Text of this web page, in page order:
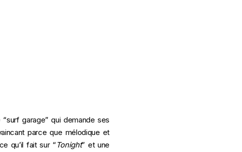
garage” qui demande ses
parce que mélodique et
qu’il fait sur “ Tonight” et une